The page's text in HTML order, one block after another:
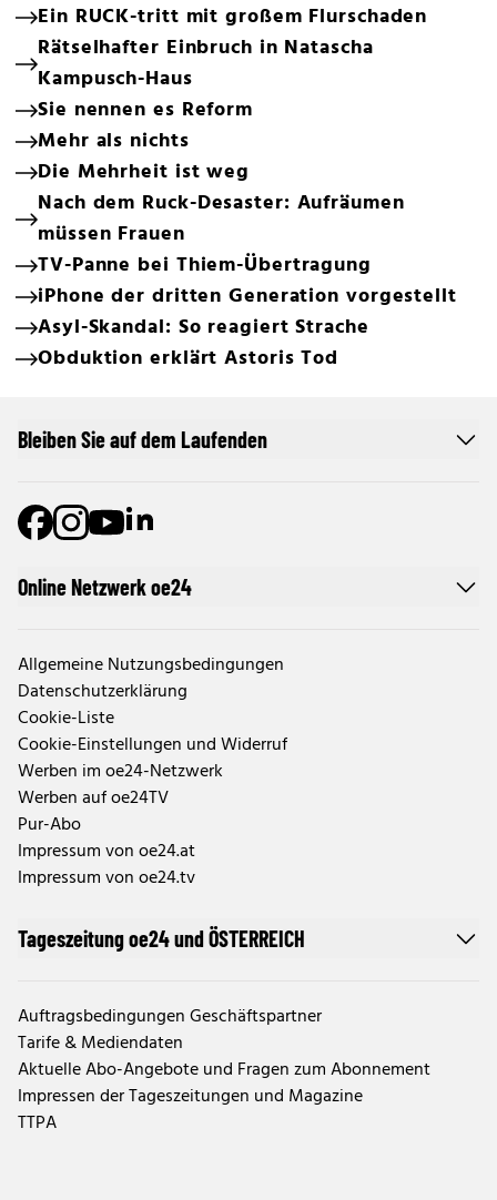
Ein RUCK-tritt mit großem Flurschaden
Rätselhafter Einbruch in Natascha
Kampusch-Haus
Sie nennen es Reform
Mehr als nichts
Die Mehrheit ist weg
Nach dem Ruck-Desaster: Aufräumen
müssen Frauen
TV-Panne bei Thiem-Übertragung
iPhone der dritten Generation vorgestellt
Asyl-Skandal: So reagiert Strache
Obduktion erklärt Astoris Tod
Online Netzwerk oe24
Allgemeine Nutzungsbedingungen
Datenschutzerklärung
Cookie-Liste
Cookie-Einstellungen und Widerruf
Werben im oe24-Netzwerk
Werben auf oe24TV
Pur-Abo
Impressum von oe24.at
Impressum von oe24.tv
Tageszeitung oe24 und ÖSTERREICH
Auftragsbedingungen Geschäftspartner
Tarife & Mediendaten
Aktuelle Abo-Angebote und Fragen zum Abonnement
Impressen der Tageszeitungen und Magazine
TTPA
Bleiben Sie auf dem Laufenden